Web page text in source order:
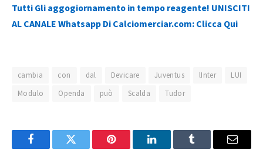
Tutti Gli aggogiornamento in tempo reagente! UNISCITI
AL CANALE Whatsapp Di Calciomerciar.com: Clicca Qui
cambia con dal Devicare Juventus lInter
LUI
Modulo
Openda può Scalda Tudor
FacebookTwitter Pinterest LinkedInTumblr Email